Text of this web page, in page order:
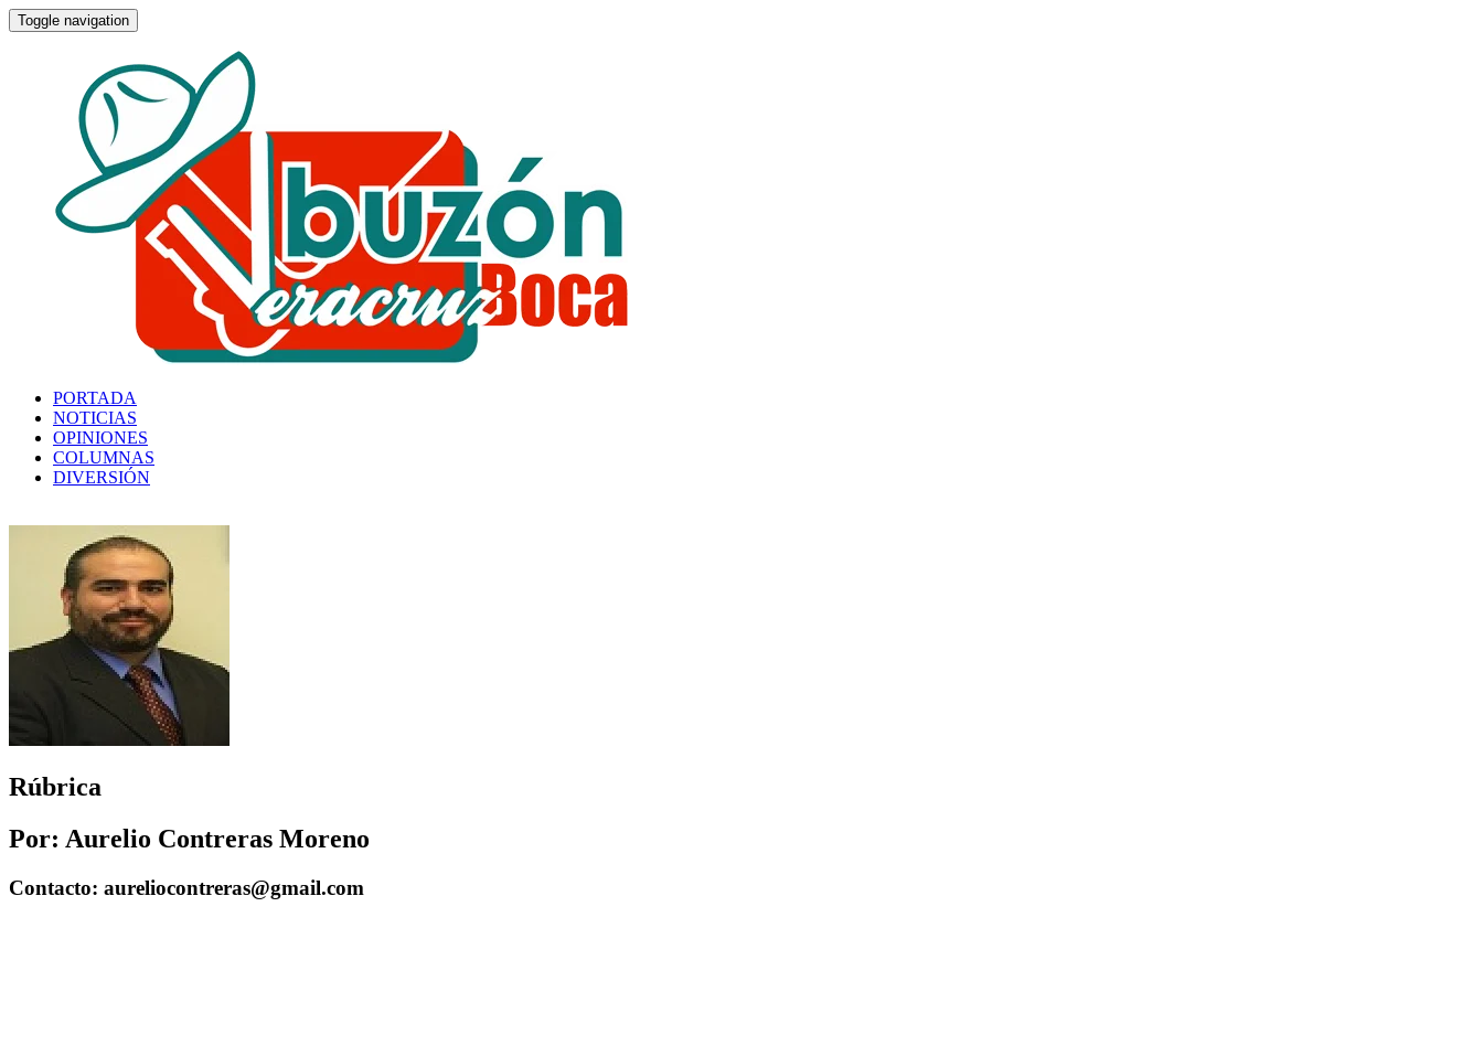
Toggle navigation
PORTADA
NOTICIAS
OPINIONES
COLUMNAS
DIVERSIÓN
Rúbrica
Por: Aurelio Contreras Moreno
Contacto: aureliocontreras@gmail.com